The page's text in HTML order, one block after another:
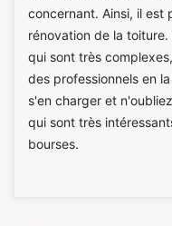
concernant. Ainsi, il est
rénovation de la
qui sont très
des professionnels en
s'en charger et
qui sont très
bourses.